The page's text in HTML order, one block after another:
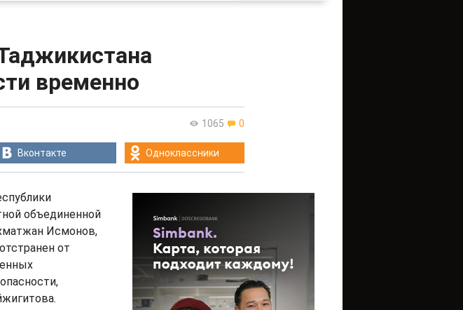
временно
1065 0
Вконтакте Одноклассники
объединенной
Исмонов,
от